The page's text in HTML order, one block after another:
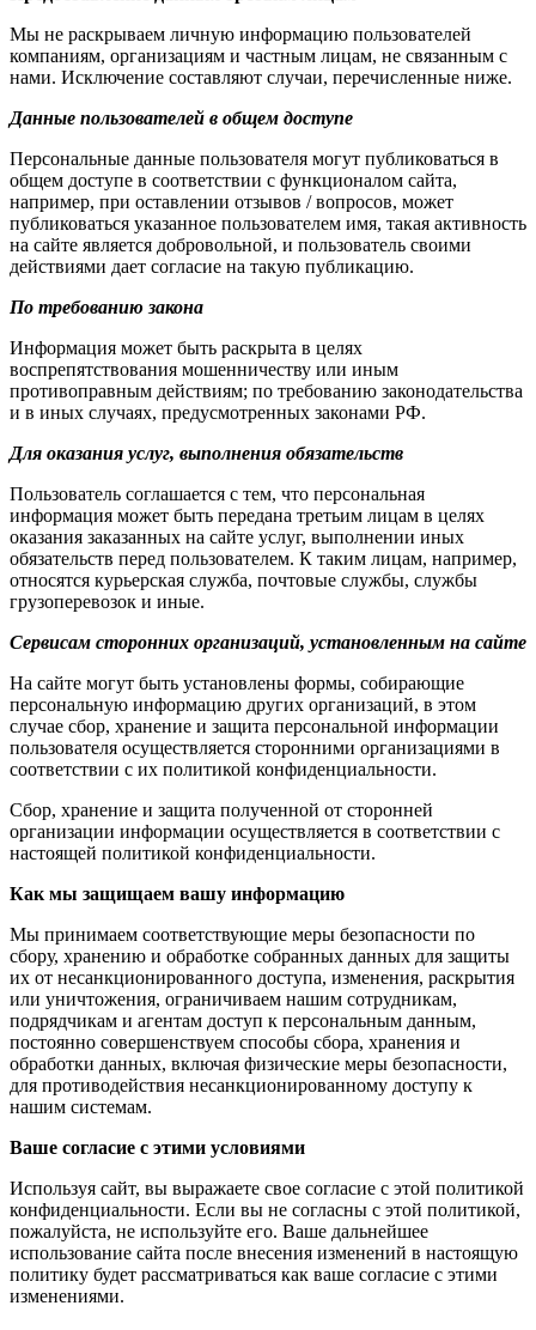
Мы не раскрываем личную информацию пользователей
компаниям, организациям и частным лицам, не связанным с
нами. Исключение составляют случаи, перечисленные ниже.
Данные пользователей в общем доступе
Персональные данные пользователя могут публиковаться в
общем доступе в соответствии с функционалом сайта,
например, при оставлении отзывов / вопросов, может
публиковаться указанное пользователем имя, такая активность
на сайте является добровольной, и пользователь своими
действиями дает согласие на такую публикацию.
По требованию закона
Информация может быть раскрыта в целях
воспрепятствования мошенничеству или иным
противоправным действиям; по требованию законодательства
и в иных случаях, предусмотренных законами РФ.
Для оказания услуг, выполнения обязательств
Пользователь соглашается с тем, что персональная
информация может быть передана третьим лицам в целях
оказания заказанных на сайте услуг, выполнении иных
обязательств перед пользователем. К таким лицам, например,
относятся курьерская служба, почтовые службы, службы
грузоперевозок и иные.
Сервисам сторонних организаций, установленным на сайте
На сайте могут быть установлены формы, собирающие
персональную информацию других организаций, в этом
случае сбор, хранение и защита персональной информации
пользователя осуществляется сторонними организациями в
соответствии с их политикой конфиденциальности.
Сбор, хранение и защита полученной от сторонней
организации информации осуществляется в соответствии с
настоящей политикой конфиденциальности.
Как мы защищаем вашу информацию
Мы принимаем соответствующие меры безопасности по
сбору, хранению и обработке собранных данных для защиты
их от несанкционированного доступа, изменения, раскрытия
или уничтожения, ограничиваем нашим сотрудникам,
подрядчикам и агентам доступ к персональным данным,
постоянно совершенствуем способы сбора, хранения и
обработки данных, включая физические меры безопасности,
для противодействия несанкционированному доступу к
нашим системам.
Ваше согласие с этими условиями
Используя сайт, вы выражаете свое согласие с этой политикой
конфиденциальности. Если вы не согласны с этой политикой,
пожалуйста, не используйте его. Ваше дальнейшее
использование сайта после внесения изменений в настоящую
политику будет рассматриваться как ваше согласие с этими
изменениями.